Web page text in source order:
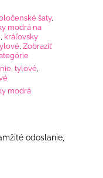
šaty,
modrá na
kráľovsky
Zobraziť
tylové
modrá
odoslanie,